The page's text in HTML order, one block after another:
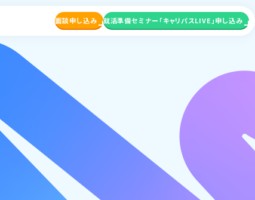
面談申し込み 就活準備セミナー 「キャリパスLIVE」申し込み